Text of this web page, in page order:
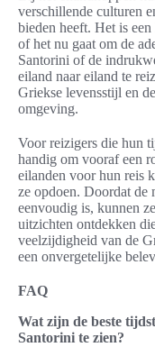
verschillende culturen
bieden heeft. Het is
of het nu gaat om de
Santorini of de
eiland naar eiland te
Griekse levensstijl en
omgeving.
Voor reizigers die hun
handig om vooraf een
eilanden voor hun reis
ze opdoen. Doordat de
eenvoudig is, kunnen
uitzichten ontdekken
veelzijdigheid van de
een onvergetelijke
FAQ
Wat zijn de beste
Santorini te zien?